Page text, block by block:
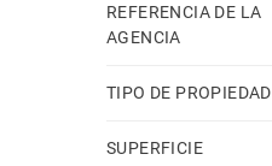
REFERENCIA DE LA
AGENCIA
TIPO DE PROPIEDAD
SUPERFICIE